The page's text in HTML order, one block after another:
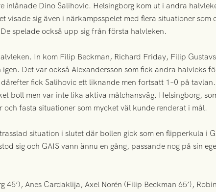
inlånade Dino Salihovic. Helsingborg kom ut i andra
visade sig även i närkampsspelet med flera situationer som
spelade också upp sig från första halvleken.
In kom Filip Beckman, Richard Friday, Filip
Det var också Alexandersson som fick andra halvleks
fick Salihovic ett liknande men fortsatt 1–0 på
boll men var inte lika aktiva målchansväg. Helsingborg,
fasta situationer som mycket väl kunde renderat i mål.
situation i slutet där bollen gick som en flipperkula i
sig och GAIS vann ännu en gång, passande nog på sin
45’), Anes Cardaklija, Axel Norén (Filip Beckman 65’),